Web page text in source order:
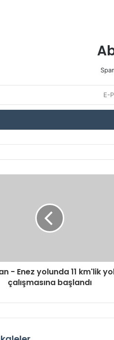
- Enez yolunda 11 km'lik
çalışmasına başlandı